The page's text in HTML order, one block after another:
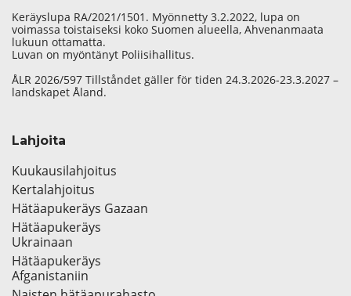
Keräyslupa RA/2021/1501. Myönnetty 3.2.2022, lupa on
voimassa toistaiseksi koko Suomen alueella, Ahvenanmaata
lukuun ottamatta.
Luvan on myöntänyt Poliisihallitus.
ÅLR 2026/597 Tillståndet gäller för tiden 24.3.2026-23.3.2027 –
landskapet Åland.
Lahjoita
Kuukausilahjoitus
Kertalahjoitus
Hätäapukeräys Gazaan
Hätäapukeräys
Ukrainaan
Hätäapukeräys
Afganistaniin